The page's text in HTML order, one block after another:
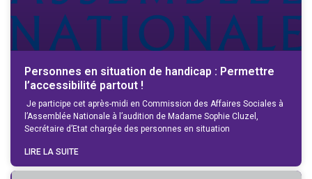
Personnes en situation de handicap : Permettre
l’accessibilité partout !
Je participe cet après-midi en Commission des Affaires Sociales à
l’Assemblée Nationale à l’audition de Madame Sophie Cluzel,
Secrétaire d’Etat chargée des personnes en situation
LIRE LA SUITE